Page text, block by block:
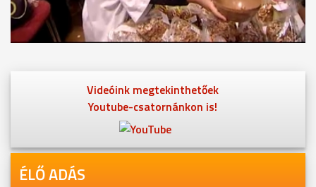
Videóink megtekinthetőek
Youtube-csatornánkon is!
ÉLŐ ADÁS